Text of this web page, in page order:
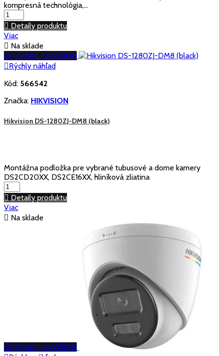
kompresná technológia,...
 Detaily produktu
Viac
 Na sklade
ORIGINAL HIKVISION
Rýchly náhľad
Kód: 566542
Značka: HIKVISION
Hikvision DS-1280ZJ-DM8 (black)
Montážna podložka pre vybrané tubusové a dome kamery
DS2CD20XX, DS2CE16XX, hliníková zliatina
 Detaily produktu
Viac
 Na sklade
ORIGINAL HIKVISION